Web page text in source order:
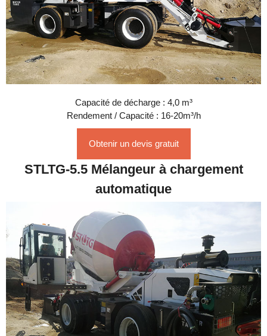
Capacité de décharge : 4,0 m³
Rendement / Capacité : 16-20m³/h
Obtenir un devis gratuit
STLTG-5.5 Mélangeur à chargement
automatique